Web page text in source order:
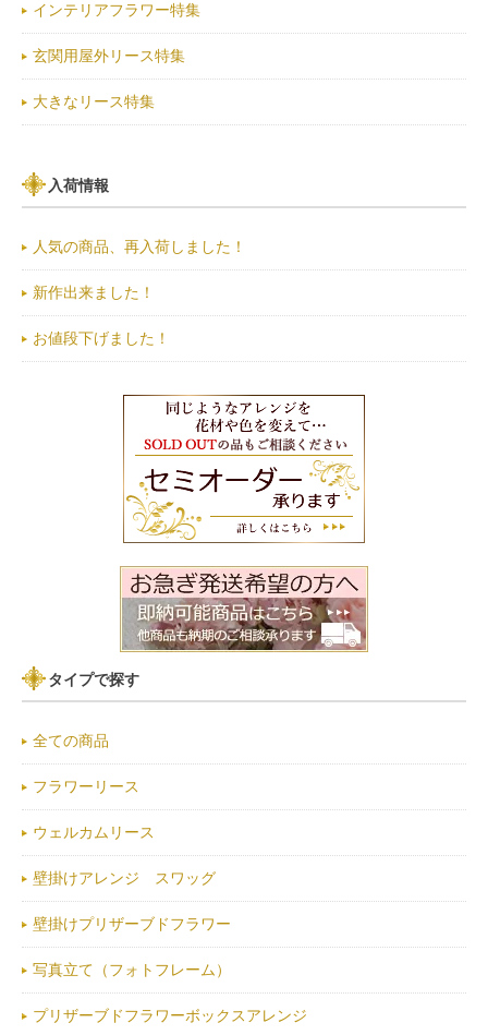
インテリアフラワー特集
玄関用屋外リース特集
大きなリース特集
入荷情報
人気の商品、再入荷しました！
新作出来ました！
お値段下げました！
タイプで探す
全ての商品
フラワーリース
ウェルカムリース
壁掛けアレンジ スワッグ
壁掛けプリザーブドフラワー
写真立て（フォトフレーム）
プリザーブドフラワーボックスアレンジ